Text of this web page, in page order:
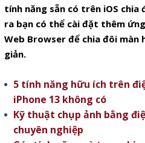
tính năng sẵn có trên iOS chia
ra bạn có thể cài đặt thêm
Web Browser để chia đôi màn
giản.
5 tính năng hữu ích trên
iPhone 13 không có
Kỹ thuật chụp ảnh bằng
chuyên nghiệp